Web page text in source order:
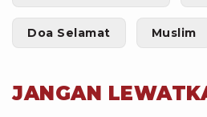
Doa Selamat Muslim
JANGAN